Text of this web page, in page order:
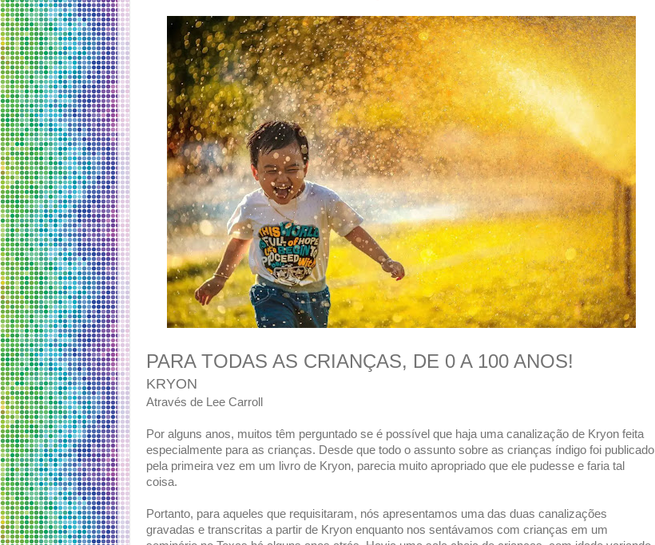
PARA TODAS AS CRIANÇAS, DE 0 A 100 ANOS!
KRYON
Através de Lee Carroll
Por alguns anos, muitos têm perguntado se é possível que haja uma canalização de Kryon feita
especialmente para as crianças. Desde que todo o assunto sobre as crianças índigo foi publicado
pela primeira vez em um livro de Kryon, parecia muito apropriado que ele pudesse e faria tal
coisa.
Portanto, para aqueles que requisitaram, nós apresentamos uma das duas canalizações
gravadas e transcritas a partir de Kryon enquanto nos sentávamos com crianças em um